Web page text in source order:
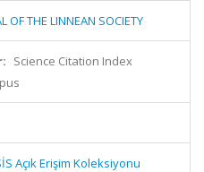
OF THE LINNEAN SOCIETY
Science Citation Index
Açık Erişim Koleksiyonu